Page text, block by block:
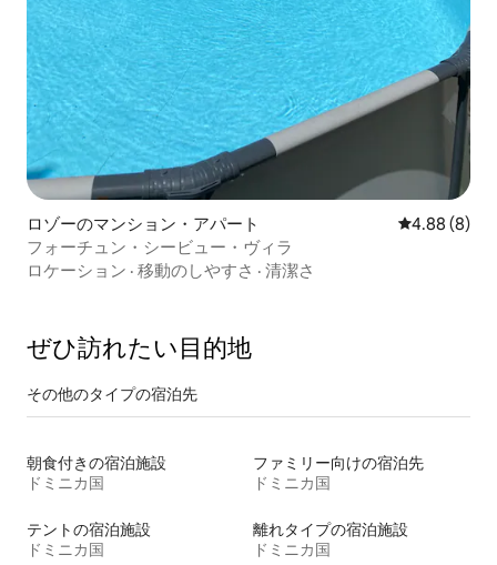
ロゾーのマンション・アパート レビュー8件
4.88 (8)
フォーチュン・シービュー・ヴィラ
ロケーション · 移動のしやすさ · 清潔さ
ぜひ訪⁠れ⁠た⁠い目⁠的⁠地
その他のタ⁠イ⁠プ⁠の宿⁠泊⁠先
朝食付きの宿泊施設
ドミニカ国
ファミリー向けの宿泊先
ドミニカ国
テントの宿泊施設
ドミニカ国
離れタイプの宿泊施設
ドミニカ国